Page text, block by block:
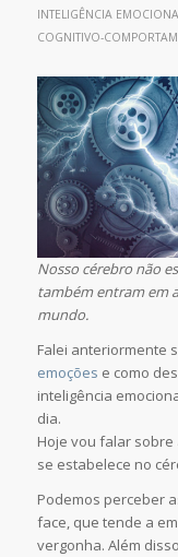
INTELIGÊNCIA
COGNITIVO-
Nosso cérebro não
também entram em
mundo.
Falei anteriormente
emoções e como
inteligência
dia.
Hoje vou falar sobre
se estabelece no
Podemos perceber
face, que tende a
vergonha. Além